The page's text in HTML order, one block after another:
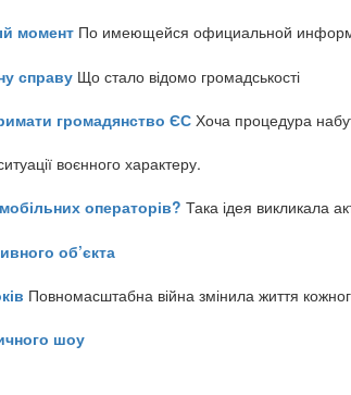
момент По имеющейся официальной
справу Що стало відомо громадськості
громадянство ЄС Хоча процедура
воєнного характеру.
операторів? Така ідея викликала
об’єкта
Повномасштабна війна змінила життя
шоу